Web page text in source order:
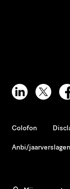
Colofon
Anbi/jaarverslagen